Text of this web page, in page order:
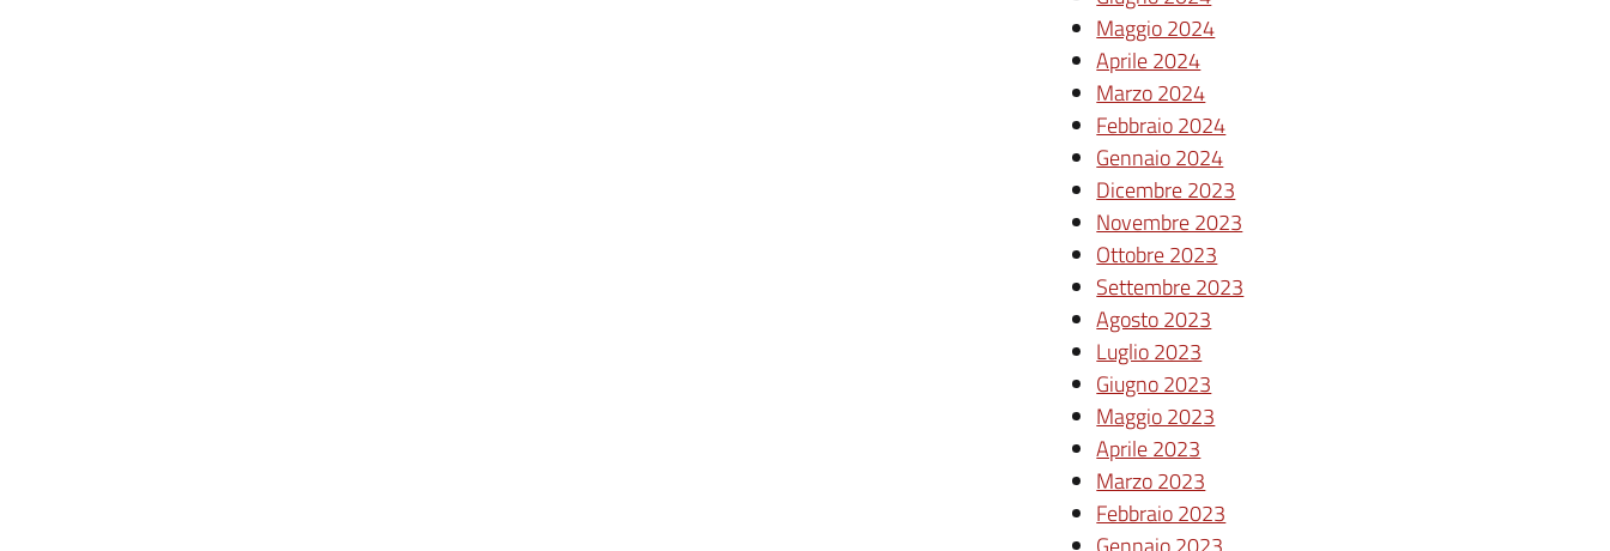
Maggio 2024
Aprile 2024
Marzo 2024
Febbraio 2024
Gennaio 2024
Dicembre 2023
Novembre 2023
Ottobre 2023
Settembre 2023
Agosto 2023
Luglio 2023
Giugno 2023
Maggio 2023
Aprile 2023
Marzo 2023
Febbraio 2023